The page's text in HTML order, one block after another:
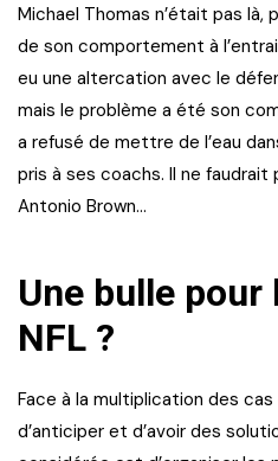
Michael Thomas n’était pas là,
de son comportement à
eu une altercation avec le
mais le problème a été son
a refusé de mettre de l’eau
pris à ses coachs. Il ne faudrait
Antonio Brown…
Une bulle
NFL ?
Face à la multiplication des
d’anticiper et d’avoir des